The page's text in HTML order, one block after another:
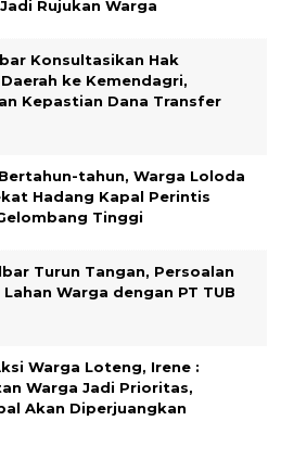
Rujukan Warga
Konsultasikan Hak
ke Kemendagri,
Kepastian Dana Transfer
tahun, Warga Loloda
Hadang Kapal Perintis
Tinggi
Turun Tangan, Persoalan
Warga dengan PT TUB
Warga Loteng, Irene :
Warga Jadi Prioritas,
Akan Diperjuangkan